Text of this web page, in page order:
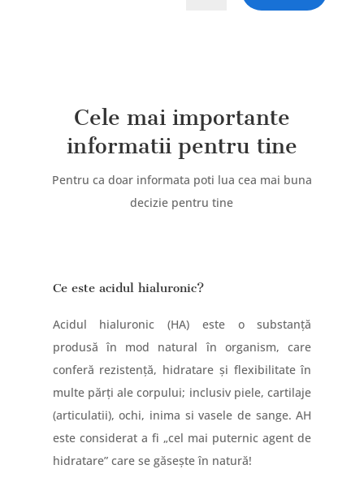
Cele mai importante
informatii pentru tine
Pentru ca doar informata poti lua cea mai buna
decizie pentru tine
Ce este acidul hialuronic?
Acidul hialuronic (HA) este o substanță
produsă în mod natural în organism, care
conferă rezistență, hidratare și flexibilitate în
multe părți ale corpului; inclusiv piele, cartilaje
(articulatii), ochi, inima si vasele de sange.AH
este considerat a fi „cel mai puternic agent de
hidratare” care se găsește în natură!